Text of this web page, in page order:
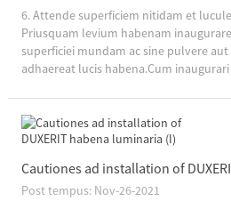
6. Attende superficiem nitidam et
Priusquam levium habenam
superficiei mundam ac sine pulvere
adhaereat lucis habena.Cum
Cautiones ad installation of
Post tempus: Nov-26-2021